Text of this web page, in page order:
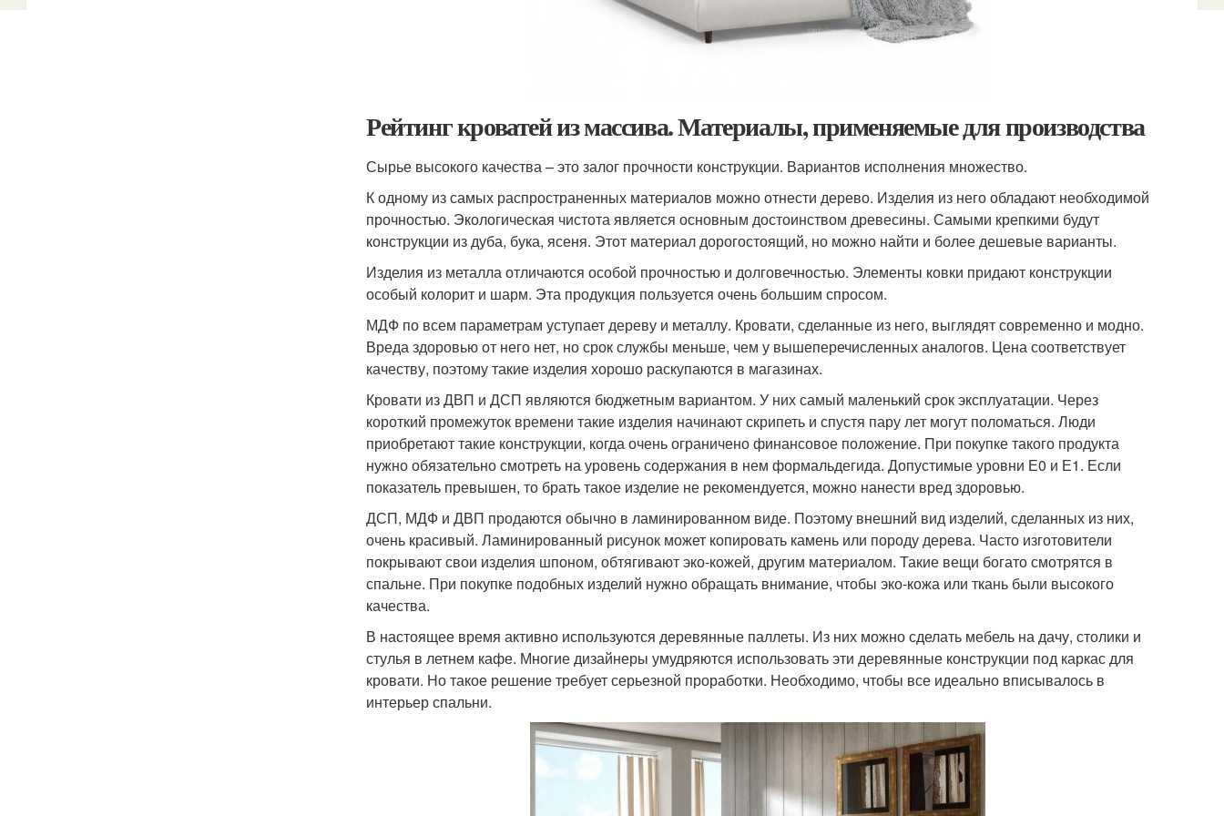
Рейтинг кроватей из массива. Материалы, применяемые для производства
Сырье высокого качества – это залог прочности конструкции. Вариантов исполнения множество.
К одному из самых распространенных материалов можно отнести дерево. Изделия из него обладают необходимой
прочностью. Экологическая чистота является основным достоинством древесины. Самыми крепкими будут
конструкции из дуба, бука, ясеня. Этот материал дорогостоящий, но можно найти и более дешевые варианты.
Изделия из металла отличаются особой прочностью и долговечностью. Элементы ковки придают конструкции
особый колорит и шарм. Эта продукция пользуется очень большим спросом.
МДФ по всем параметрам уступает дереву и металлу. Кровати, сделанные из него, выглядят современно и модно.
Вреда здоровью от него нет, но срок службы меньше, чем у вышеперечисленных аналогов. Цена соответствует
качеству, поэтому такие изделия хорошо раскупаются в магазинах.
Кровати из ДВП и ДСП являются бюджетным вариантом. У них самый маленький срок эксплуатации. Через
короткий промежуток времени такие изделия начинают скрипеть и спустя пару лет могут поломаться. Люди
приобретают такие конструкции, когда очень ограничено финансовое положение. При покупке такого продукта
нужно обязательно смотреть на уровень содержания в нем формальдегида. Допустимые уровни Е0 и Е1. Если
показатель превышен, то брать такое изделие не рекомендуется, можно нанести вред здоровью.
ДСП, МДФ и ДВП продаются обычно в ламинированном виде. Поэтому внешний вид изделий, сделанных из них,
очень красивый. Ламинированный рисунок может копировать камень или породу дерева. Часто изготовители
покрывают свои изделия шпоном, обтягивают эко-кожей, другим материалом. Такие вещи богато смотрятся в
спальне. При покупке подобных изделий нужно обращать внимание, чтобы эко-кожа или ткань были высокого
качества.
В настоящее время активно используются деревянные паллеты. Из них можно сделать мебель на дачу, столики и
стулья в летнем кафе. Многие дизайнеры умудряются использовать эти деревянные конструкции под каркас для
кровати. Но такое решение требует серьезной проработки. Необходимо, чтобы все идеально вписывалось в
интерьер спальни.